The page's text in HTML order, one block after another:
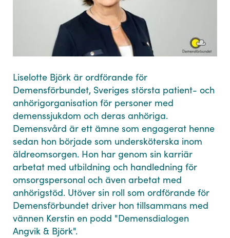
Liselotte Björk är ordförande för
Demensförbundet, Sveriges största patient- och
anhörigorganisation för personer med
demenssjukdom och deras anhöriga.
Demensvård är ett ämne som engagerat henne
sedan hon började som undersköterska inom
äldreomsorgen. Hon har genom sin karriär
arbetat med utbildning och handledning för
omsorgspersonal och även arbetat med
anhörigstöd. Utöver sin roll som ordförande för
Demensförbundet driver hon tillsammans med
vännen Kerstin en podd "Demensdialogen
Angvik & Björk".